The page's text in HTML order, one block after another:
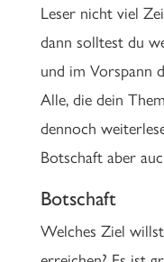
Leser nicht viel
dann solltest du
und im Vorspann
Alle, die dein
dennoch
Botschaft aber
Botschaft
Welches Ziel